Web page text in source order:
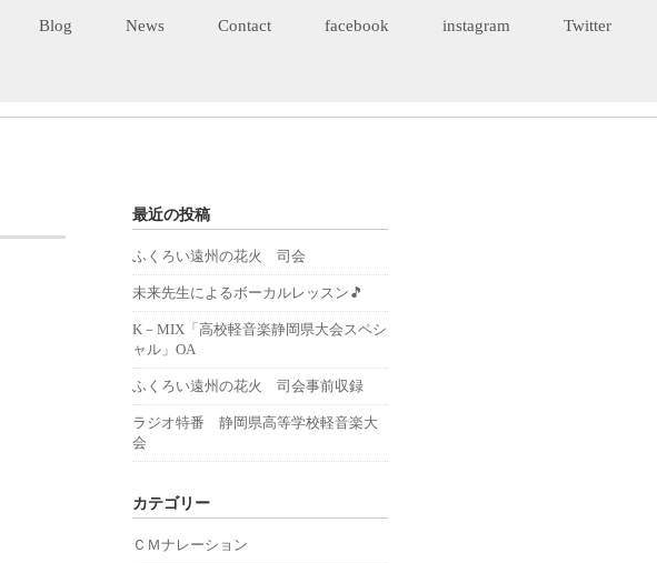
Blog News Contact facebook instagram Twitter
最近の投稿
ふくろい遠州の花火 司会
未来先生によるボーカルレッスン🎵
K－MIX「高校軽音楽静岡県大会スペシ
ャル」OA
ふくろい遠州の花火 司会事前収録
ラジオ特番 静岡県高等学校軽音楽大
会
カテゴリー
ＣＭナレーション